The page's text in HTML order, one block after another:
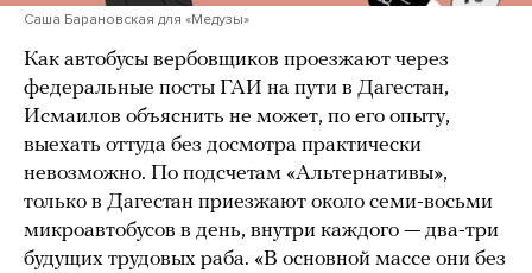
Саша Барановская для «Медузы»
Как автобусы вербовщиков проезжают через
федеральные посты ГАИ на пути в Дагестан,
Исмаилов объяснить не может, по его опыту,
выехать оттуда без досмотра практически
невозможно. По подсчетам «Альтернативы»,
только в Дагестан приезжают около семи-восьми
микроавтобусов в день, внутри каждого — два-три
будущих трудовых раба. «В основной массе они без